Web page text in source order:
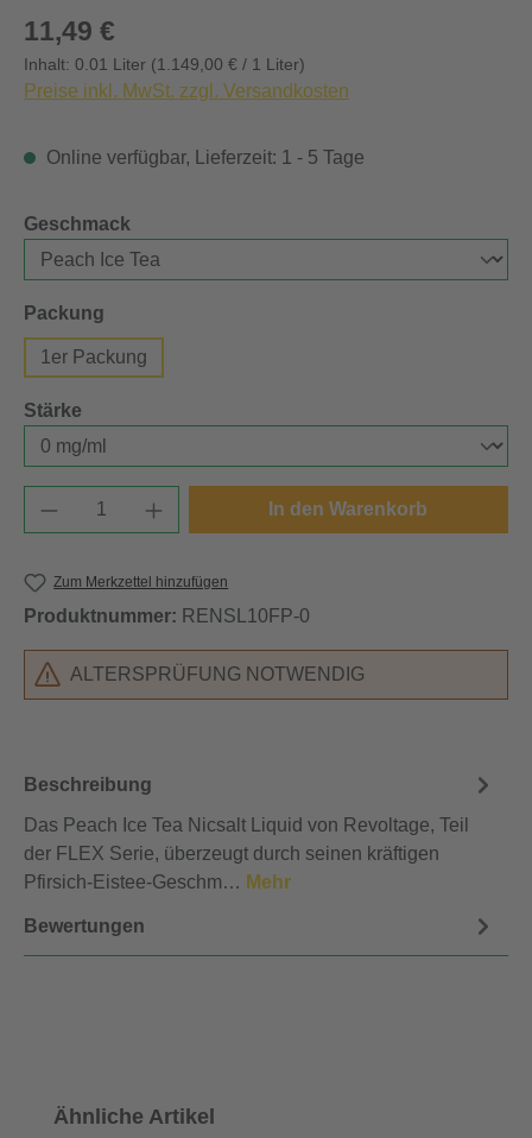
Regulärer Preis:
11,49 €
Inhalt: 0.01 Liter (1.149,00 € / 1 Liter)
Preise inkl. MwSt. zzgl. Versandkosten
Online verfügbar, Lieferzeit: 1 - 5 Tage
Geschmack
Packung
1er Packung
Stärke
Produkt Anzahl: Gib den gewünschten
In den Warenkorb
Zum Merkzettel hinzufügen
Produktnummer: RENSL10FP-0
ALTERSPRÜFUNG NOTWENDIG
Beschreibung
Das Peach Ice Tea Nicsalt Liquid von Revoltage, Teil
der FLEX Serie, überzeugt durch seinen kräftigen
Pfirsich-Eistee-Geschm… Mehr
Bewertungen
Produktgalerie überspringen
Ähnliche Artikel